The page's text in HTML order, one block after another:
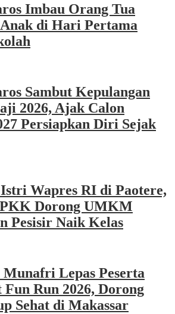
Imbau Orang Tua
di Hari Pertama
Sambut Kepulangan
2026, Ajak Calon
Persiapkan Diri Sejak
Wapres RI di Paotere,
Dorong UMKM
Pesisir Naik Kelas
Lepas Peserta
Run 2026, Dorong
Sehat di Makassar